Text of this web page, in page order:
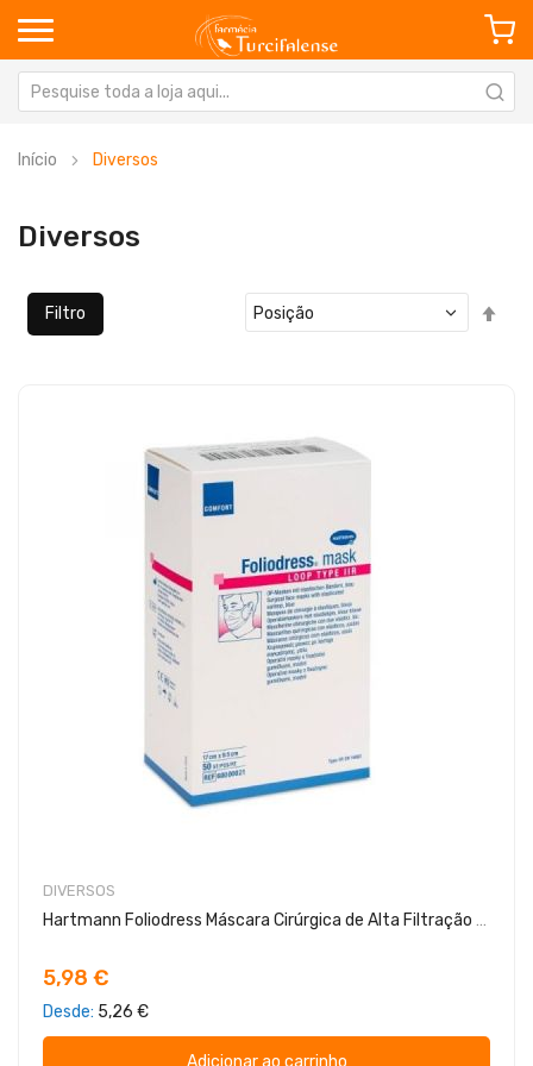
Início Diversos
Diversos
Filtro
DIVERSOS
Hartmann Foliodress Máscara Cirúrgica de Alta Filtração Tipo II 50 Máscaras Cirurgicas
5,98 €
Desde 5,26 €
Adicionar ao carrinho